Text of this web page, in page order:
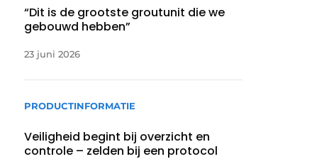
“Dit is de grootste groutunit die we
gebouwd hebben”
23 juni 2026
PRODUCTINFORMATIE
Veiligheid begint bij overzicht en
controle – zelden bij een protocol